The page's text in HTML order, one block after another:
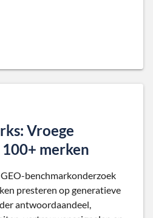
Vroege
merken
benchmarkonderzoek
presteren op generatieve
antwoordaandeel,